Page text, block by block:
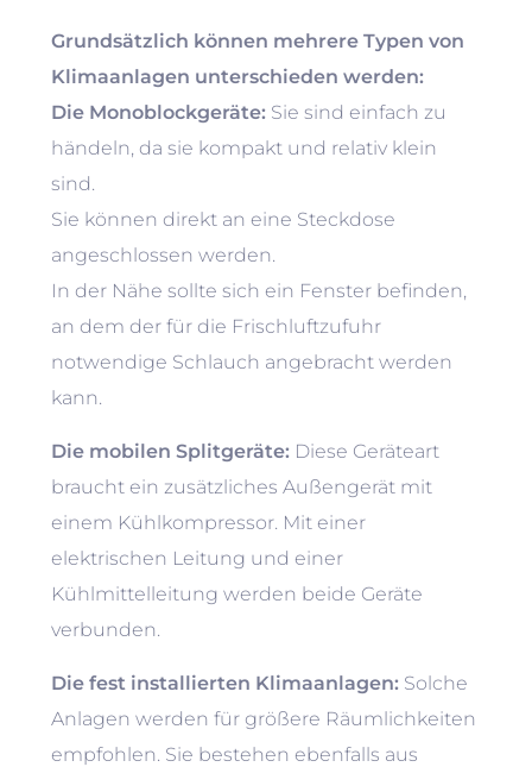
Grundsätzlich können mehrere Typen von
Klimaanlagen unterschieden werden:
Die Monoblockgeräte:Sie sind einfach zu
händeln, da sie kompakt und relativ klein
sind.
Sie können direkt an eine Steckdose
angeschlossen werden.
In der Nähe sollte sich ein Fenster befinden,
an dem der für die Frischluftzufuhr
notwendige Schlauch angebracht werden
kann.
Die mobilen Splitgeräte:Diese Geräteart
braucht ein zusätzliches Außengerät mit
einem Kühlkompressor. Mit einer
elektrischen Leitung und einer
Kühlmittelleitung werden beide Geräte
verbunden.
Die fest installierten Klimaanlagen:Solche
Anlagen werden für größere Räumlichkeiten
empfohlen. Sie bestehen ebenfalls aus